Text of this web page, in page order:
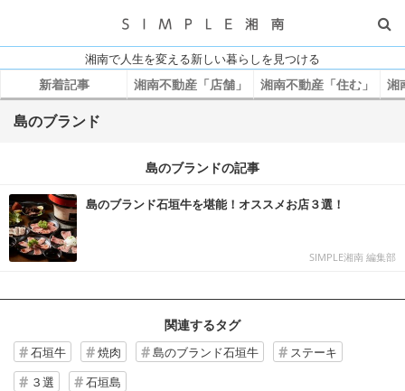
湘南で人生を変える新しい暮らしを見つける
新着記事 湘南不動産「店舗」 湘南不動産「住む」 湘
島のブランド
島のブランドの記事
島のブランド石垣牛を堪能！オススメお店３選！
SIMPLE湘南 編集部
関連するタグ
石垣牛 焼肉 島のブランド石垣牛
ステーキ
３選
石垣島